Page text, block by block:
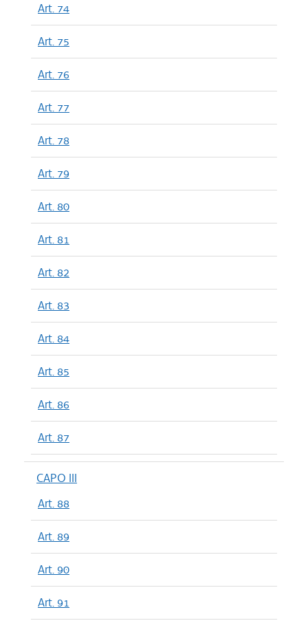
Art. 74
Art. 75
Art. 76
Art. 77
Art. 78
Art. 79
Art. 80
Art. 81
Art. 82
Art. 83
Art. 84
Art. 85
Art. 86
Art. 87
CAPO III
Art. 88
Art. 89
Art. 90
Art. 91